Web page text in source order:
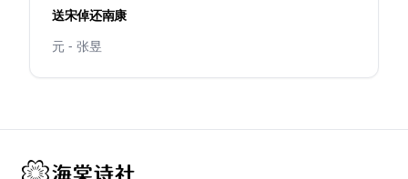
送宋倬还南康
元 - 张昱